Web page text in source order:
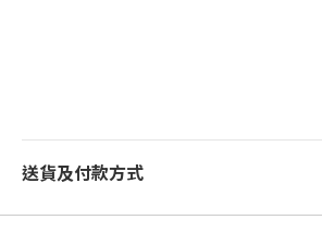
送貨及付款方式